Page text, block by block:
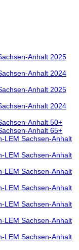
Anhalt 2025
Anhalt 2024
Anhalt 2025
Anhalt 2024
Anhalt 50+
Anhalt 65+
LEM Sachsen-Anhalt
LEM Sachsen-Anhalt
LEM Sachsen-Anhalt
LEM Sachsen-Anhalt
LEM Sachsen-Anhalt
LEM Sachsen-Anhalt
LEM Sachsen-Anhalt